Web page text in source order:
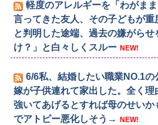
軽度のアレルギーを「わがま
言ってきた友人、その子どもが
と判明した途端、過去の嫌がら
け？」と白々しくスルー NEW!
6/6私、結婚したい職業NO.1の
嫁が子供連れて家出した。全く
強いてあげるとすれば母のせい
でアトピー悪化しそう→
NEW!